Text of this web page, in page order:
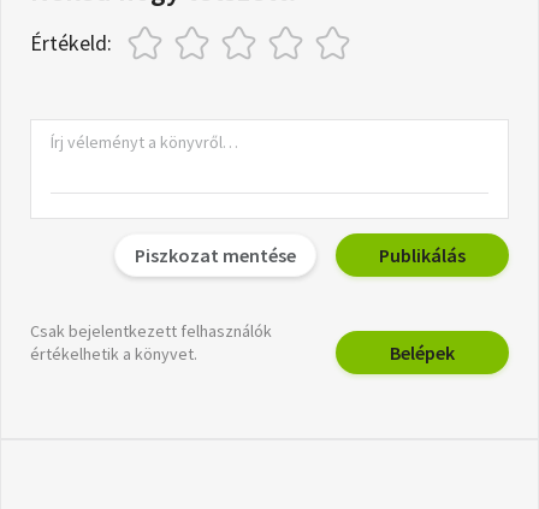
Értékeld:
Piszkozat mentése Publikálás
Csak bejelentkezett felhasználók
értékelhetik a könyvet.
Belépek